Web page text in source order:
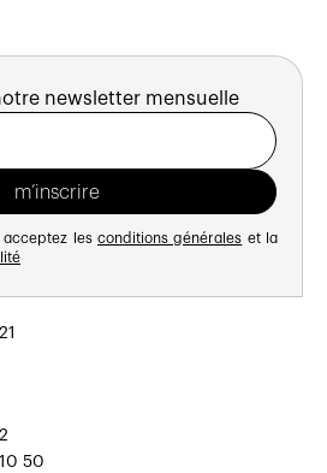
newsletter mensuelle
acceptez les conditions générales et la
50